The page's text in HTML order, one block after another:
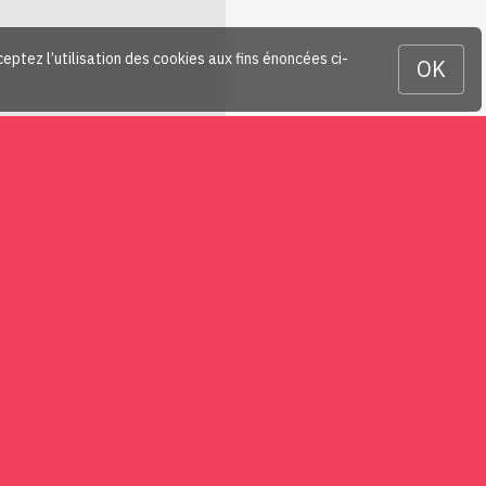
l’utilisation des cookies aux fins énoncées ci-
OK